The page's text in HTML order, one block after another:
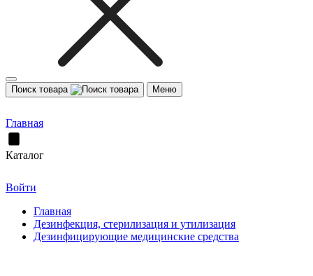
Поиск товара Меню
Главная
Каталог
Войти
Главная
Дезинфекция, стерилизация и утилизация
Дезинфицирующие медицинские средства